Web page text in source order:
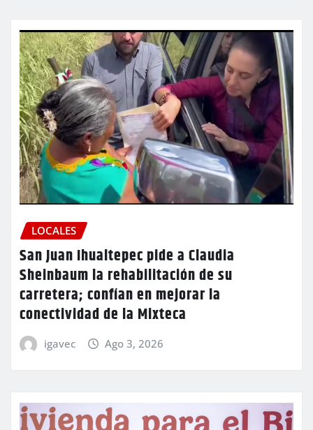
LOCALES
San Juan Ihualtepec pide a Claudia
Sheinbaum la rehabilitación de su
carretera; confían en mejorar la
conectividad de la Mixteca
igavec Ago 3, 2026